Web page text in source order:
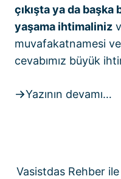
çıkışta ya da
yaşama ihtimaliniz
muvafakatnamesi
cevabımız büyük
Yazının devamı…
Vasistdas Rehber